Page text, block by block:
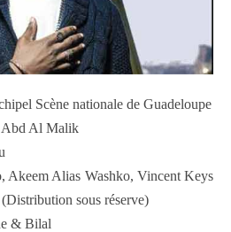
Scène nationale de Guadeloupe
Abd Al Malik
Akeem Alias Washko, Vincent Keys
sous réserve)
& Bilal